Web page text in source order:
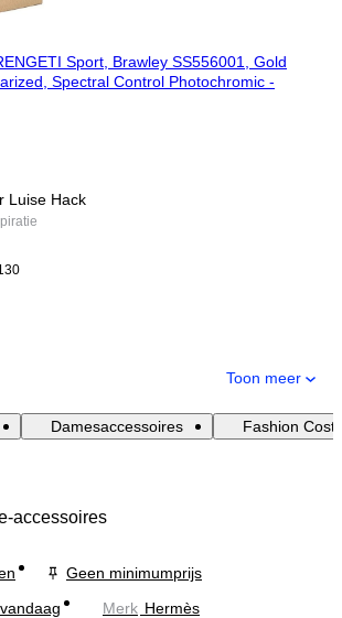
Sport, Brawley SS556001, Gold
Spectral Control Photochromic -
Luise Hack
Toon meer
Damesaccessoires Fashion
accessoires
Geen minimumprijs
Merk Hermès